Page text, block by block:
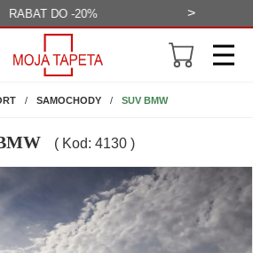
WIZUALIZACJA >
SAMOCHODY SUV BMW
( Kod: 4130 )